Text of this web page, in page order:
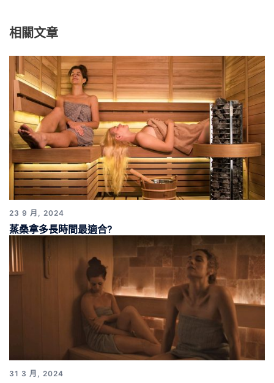
相關文章
23 9 月, 2024
蒸桑拿多長時間最適合?
31 3 月, 2024